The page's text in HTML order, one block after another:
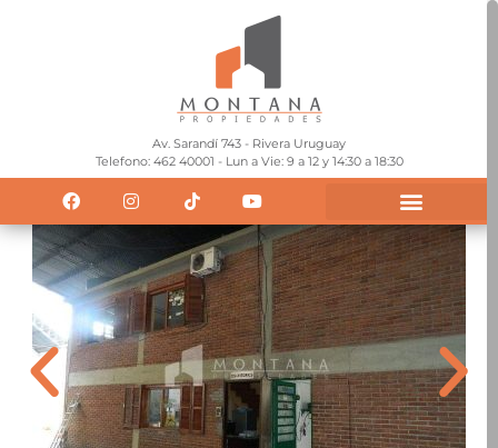
Av. Sarandí 743 - Rivera Uruguay
Telefono: 462 40001 - Lun a Vie: 9 a 12 y 14:30 a 18:30